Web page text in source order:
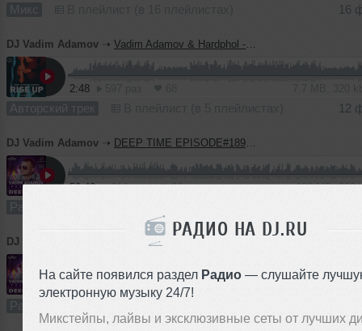
РАДИО НА DJ.RU
На сайте появился раздел Радио — слушайте
электронную музыку 24/7!
Микстейпы, лайвы и эксклюзивные сеты от лучших
Микс 16
DJ Vadim Adamov ➝ Vadim Adamov & Hardphol - Rise Up
2:48
Авторский трек 12
DJ Vadim Adamov ➝ DEEP TIME EPISODE#189 [Record Deep] (11-02-2021)
59:40 614 раз 36 138 MB, 320
Радио-шоу
DJ Vadim Adamov DEEP TIME EPISODE#188 [Record Deep] (04-02-2021
35 133 MB,
Радио-шоу